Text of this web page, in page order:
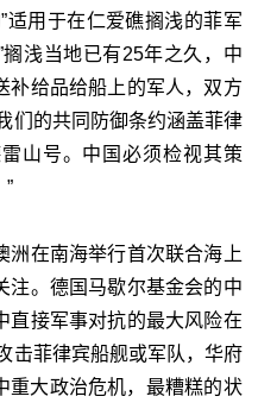
适用于在仁爱礁搁浅的菲军
搁浅当地已有25年之久，中
补给品给船上的军人，双方
们的共同防御条约涵盖菲律
山号。中国必须检视其策
洲在南海举行首次联合海上
注。德国马歇尔基金会的中
直接军事对抗的最大风险在
击菲律宾船舰或军队，华府
大政治危机，最糟糕的状